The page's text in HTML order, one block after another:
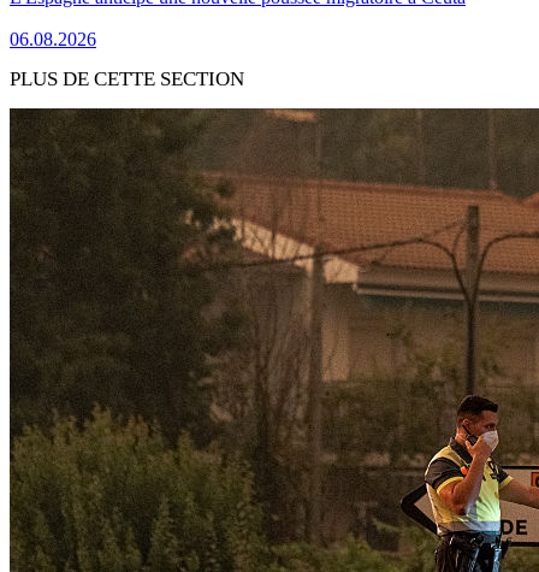
06.08.2026
PLUS DE CETTE SECTION